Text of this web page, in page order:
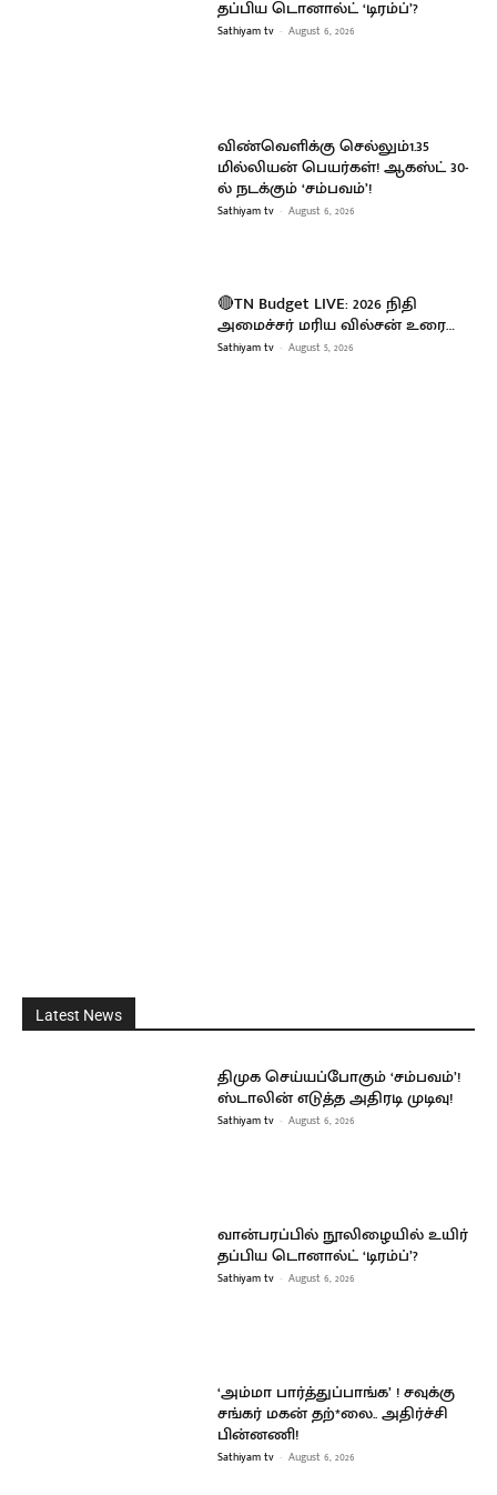
தப்பிய டொனால்ட் ‘டிரம்ப்’?
Sathiyam tv - August 6, 2026
விண்வெளிக்கு செல்லும்1.35
மில்லியன் பெயர்கள்! ஆகஸ்ட் 30-
ல் நடக்கும் ‘சம்பவம்’!
Sathiyam tv - August 6, 2026
🔴TN Budget LIVE: 2026 நிதி
அமைச்சர் மரிய வில்சன் உரை…
Sathiyam tv - August 5, 2026
Latest News
திமுக செய்யப்போகும் ‘சம்பவம்’!
ஸ்டாலின் எடுத்த அதிரடி முடிவு!
Sathiyam tv - August 6, 2026
வான்பரப்பில் நூலிழையில் உயிர்
தப்பிய டொனால்ட் ‘டிரம்ப்’?
Sathiyam tv - August 6, 2026
‘அம்மா பார்த்துப்பாங்க’ ! சவுக்கு
சங்கர் மகன் தற்*லை.. அதிர்ச்சி
பின்னணி!
Sathiyam tv - August 6, 2026